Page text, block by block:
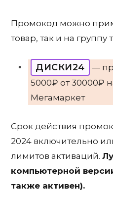
Промокод можно
товар, так и на группу
ДИСКИ24
—
5000₽ от 30000₽
Мегамаркет
Срок действия
2024 включительно
лимитов активаций.
компьютерной
также активен).